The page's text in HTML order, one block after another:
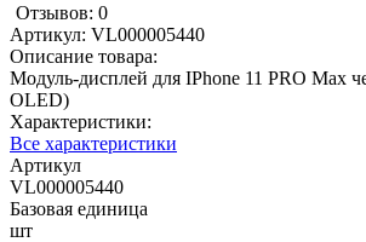
Отзывов: 0
Артикул: VL000005440
Описание товара:
Модуль-дисплей для IPhone 11 PRO Max
OLED)
Характеристики:
Все характеристики
Артикул
VL000005440
Базовая единица
шт